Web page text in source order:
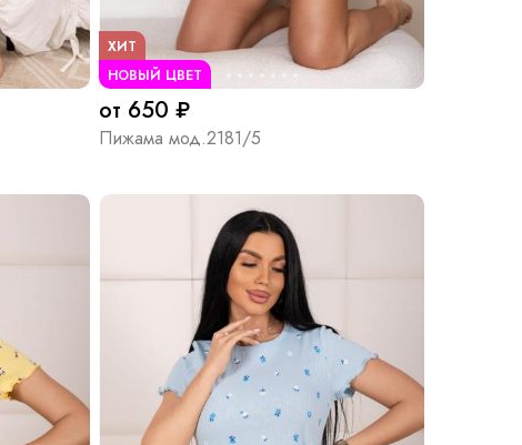
НОВЫЙ ЦВЕТ
ХИТ
от 650 ₽
Пижама мод.2181/5